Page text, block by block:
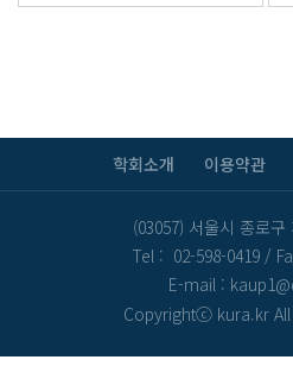
학회소개 이용약관
(03057) 서울시 종로
Tel : 02-598-0419 /
E-mail :
Copyrightⓒ kura.kr